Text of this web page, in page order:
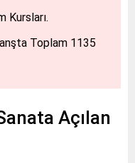
Kursları.
Toplam 1135
Açılan